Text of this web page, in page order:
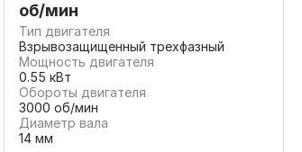
об/мин
Тип двигателя
Взрывозащищенный трехфазный
Мощность двигателя
0.55 кВт
Обороты двигателя
3000 об/мин
Диаметр вала
14 мм